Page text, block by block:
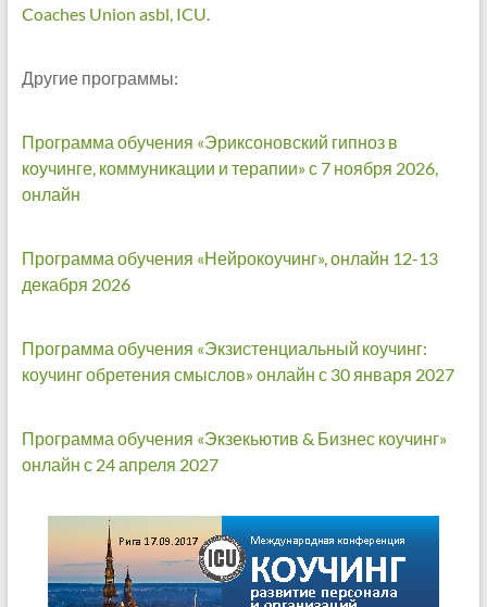
Coaches Union asbl, ICU.
Другие программы:
Программа обучения «Эриксоновский гипноз в
коучинге, коммуникации и терапии» с 7 ноября 2026,
онлайн
Программа обучения «Нейрокоучинг», онлайн 12-13
декабря 2026
Программа обучения «Экзистенциальный коучинг:
коучинг обретения смыслов» онлайн с 30 января 2027
Программа обучения «Экзекьютив & Бизнес коучинг»
онлайн с 24 апреля 2027